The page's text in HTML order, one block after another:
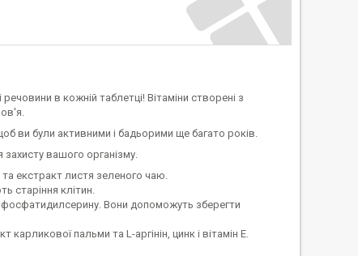
в кожній таблетці! Вітаміни створені з
ви були активними і бадьорими ще багато років.
вашого організму.
екстракт листя зеленого чаю.
старіння клітин.
фосфатидилсерину. Вони допоможуть зберегти
пальми та L-аргінін, цинк і вітамін E.